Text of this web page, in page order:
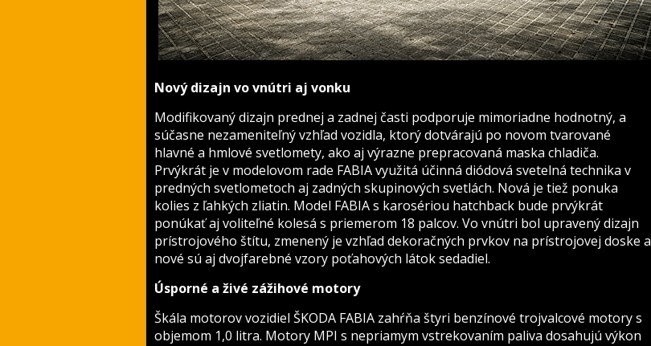
Nový dizajn vo vnútri aj vonku
Modifikovaný dizajn prednej a zadnej časti podporuje mimoriadne hodnotný, a
súčasne nezameniteľný vzhľad vozidla, ktorý dotvárajú po novom tvarované
hlavné a hmlové svetlomety, ako aj výrazne prepracovaná maska ​​chladiča.
Prvýkrát je v modelovom rade FABIA využitá účinná diódová svetelná technika v
predných svetlometoch aj zadných skupinových svetlách. Nová je tiež ponuka
kolies z ľahkých zliatin. Model FABIA s karosériou hatchback bude prvýkrát
ponúkať aj voliteľné kolesá s priemerom 18 palcov. Vo vnútri bol upravený dizajn
prístrojového štítu, zmenený je vzhľad dekoračných prvkov na prístrojovej doske a
nové sú aj dvojfarebné vzory poťahových látok sedadiel.
Úsporné a živé zážihové motory
Škála motorov vozidiel ŠKODA FABIA zahŕňa štyri benzínové trojvalcové motory s
objemom 1,0 litra. Motory MPI s nepriamym vstrekovaním paliva dosahujú výkon